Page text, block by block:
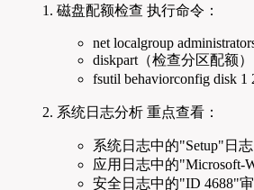
磁盘配额检查 执行命令：
net localgroup
diskpart（检查分区配额）
fsutil behaviorconfig disk 1
系统日志分析 重点查看：
系统日志中的"Setup"日志
应用日志中的"Microsoft-
安全日志中的"ID 4688"